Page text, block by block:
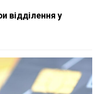
відділення у